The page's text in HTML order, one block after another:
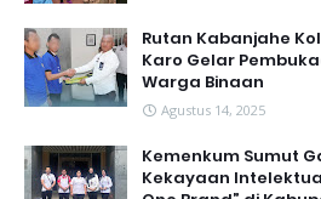
Rutan Kabanjahe
Karo Gelar
Warga Binaan
Agustus 14, 2025
Kemenkum Sumut
Kekayaan